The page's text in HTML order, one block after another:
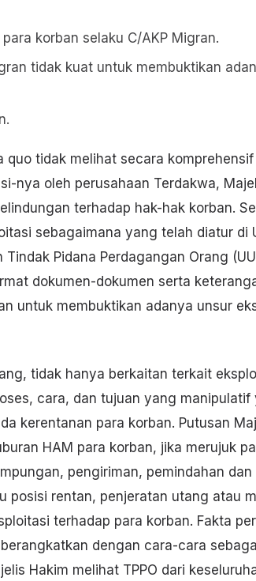
korban selaku C/AKP Migran.
tidak kuat untuk membuktikan
tidak melihat secara
nya oleh perusahaan Terdakwa,
terhadap hak-hak korban.
sebagaimana yang telah diatur di
Pidana Perdagangan Orang (UU
dokumen-dokumen serta
untuk membuktikan adanya unsur
tidak hanya berkaitan terkait
cara, dan tujuan yang manipulatif
kerentanan para korban. Putusan
HAM para korban, jika merujuk
pengiriman, pemindahan dan
posisi rentan, penjeratan utang atau
terhadap para korban. Fakta
dengan cara-cara
Hakim melihat TPPO dari